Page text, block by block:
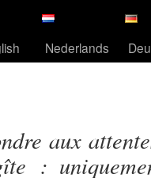
Nederlands
aux
: